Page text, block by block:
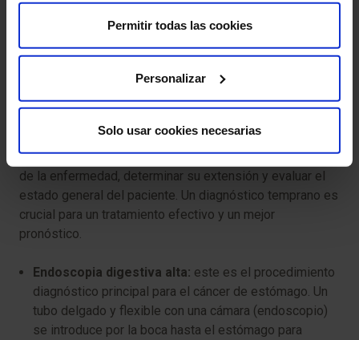
Permitir todas las cookies
Personalizar
Solo usar cookies necesarias
pulmones, los huesos y el peritoneo (el revestimiento
de la cavidad abdominal).
Diagnóstico del cáncer de estómago
El diagnóstico del cáncer de estómago implica una serie
de pruebas y procedimientos para confirmar la presencia
de la enfermedad, determinar su extensión y evaluar el
estado general del paciente. Un diagnóstico temprano es
crucial para un tratamiento efectivo y un mejor
pronóstico.
Endoscopia digestiva alta: este es el procedimiento
diagnóstico principal para el cáncer de estómago. Un
tubo delgado y flexible con una cámara (endoscopio)
se introduce por la boca hasta el estómago para